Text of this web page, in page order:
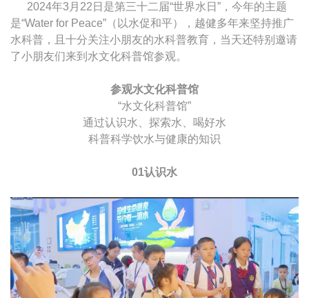
2024年3月22日是第三十二届“世界水日”，今年的主题
是“Water for Peace”（以水促和平），越健多年来坚持推广
水科普，且十分关注小朋友的水科普教育，当天还特别邀请
了小朋友们来到水文化科普馆参观。
参观水文化科普馆
“水文化科普馆”
通过认识水、探索水、喝好水
科普科学饮水与健康的知识
01认识水